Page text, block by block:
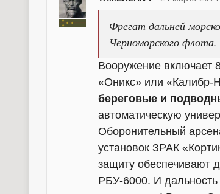
Фрегат дальней
Черноморского флота.
Вооружение включает
«Оникс» или «Калибр-
береговые и
автоматическую
Оборонительный
установок ЗРАК
защиту обеспечивают
РБУ-6000. И